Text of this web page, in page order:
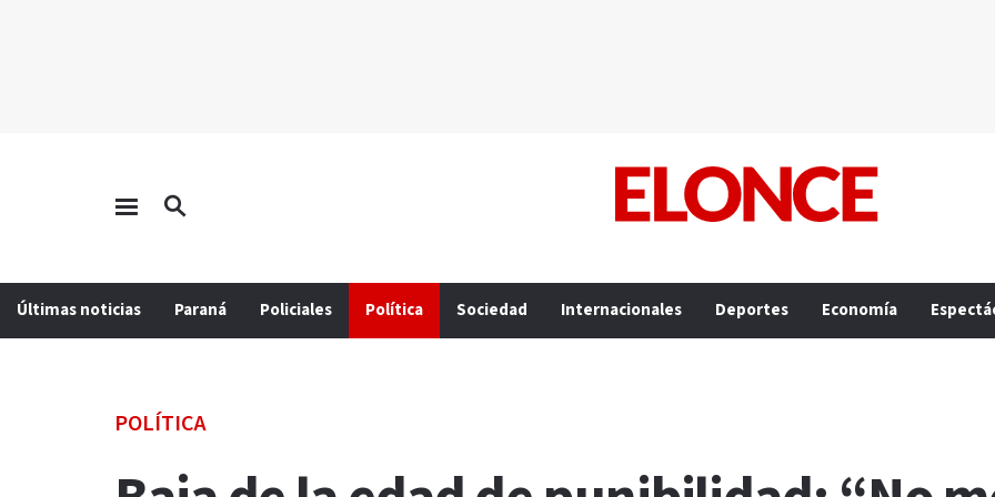
Últimas noticias Paraná Policiales Política Sociedad Internacionales Deportes Economía
POLÍTICA